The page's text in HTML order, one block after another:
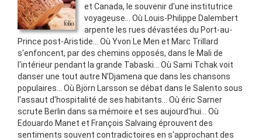
et Canada, le souvenir d'une institutrice
voyageuse... Où Louis-Philippe Dalembert
arpente les rues dévastées du Port-au-
Prince post-Aristide... Où Yvon Le Men et Marc Trillard
s'enfoncent, par des chemins opposés, dans le Mali de
l'intérieur pendant la grande Tabaski... Où Sami Tchak voit
danser une tout autre N'Djamena que dans les chansons
populaires... Où Björn Larsson se débat dans le Salento sous
l'assaut d'hospitalité de ses habitants... Où éric Sarner
scrute Berlin dans sa mémoire et ses aujourd'hui... Où
Edouardo Manet et François Salvaing éprouvent des
sentiments souvent contradictoires en s'approchant des